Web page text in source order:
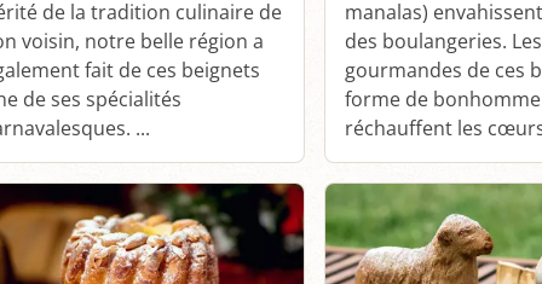
de la tradition culinaire de
voisin, notre belle région a
fait de ces beignets
de ses spécialités
...
manalas)
des boulangeries.
gourmandes de ces
forme de bonhomme
réchauffent les